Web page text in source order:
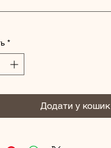
*
Додати у кошик